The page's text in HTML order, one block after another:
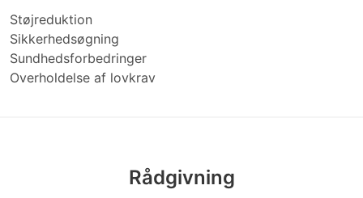
Støjreduktion
Sikkerhedsøgning
Sundhedsforbedringer
Overholdelse af lovkrav
Rådgivning